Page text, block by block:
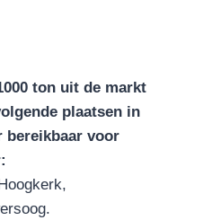
ton uit de markt
plaatsen in
bereikbaar voor